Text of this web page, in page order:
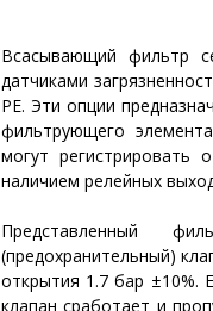
Всасывающий фильтр
датчиками
PE. Эти опции
фильтрующего
могут регистрировать
наличием релейных
Представленный
(предохранительный)
открытия 1.7 бар ±10%.
клапан сработает и